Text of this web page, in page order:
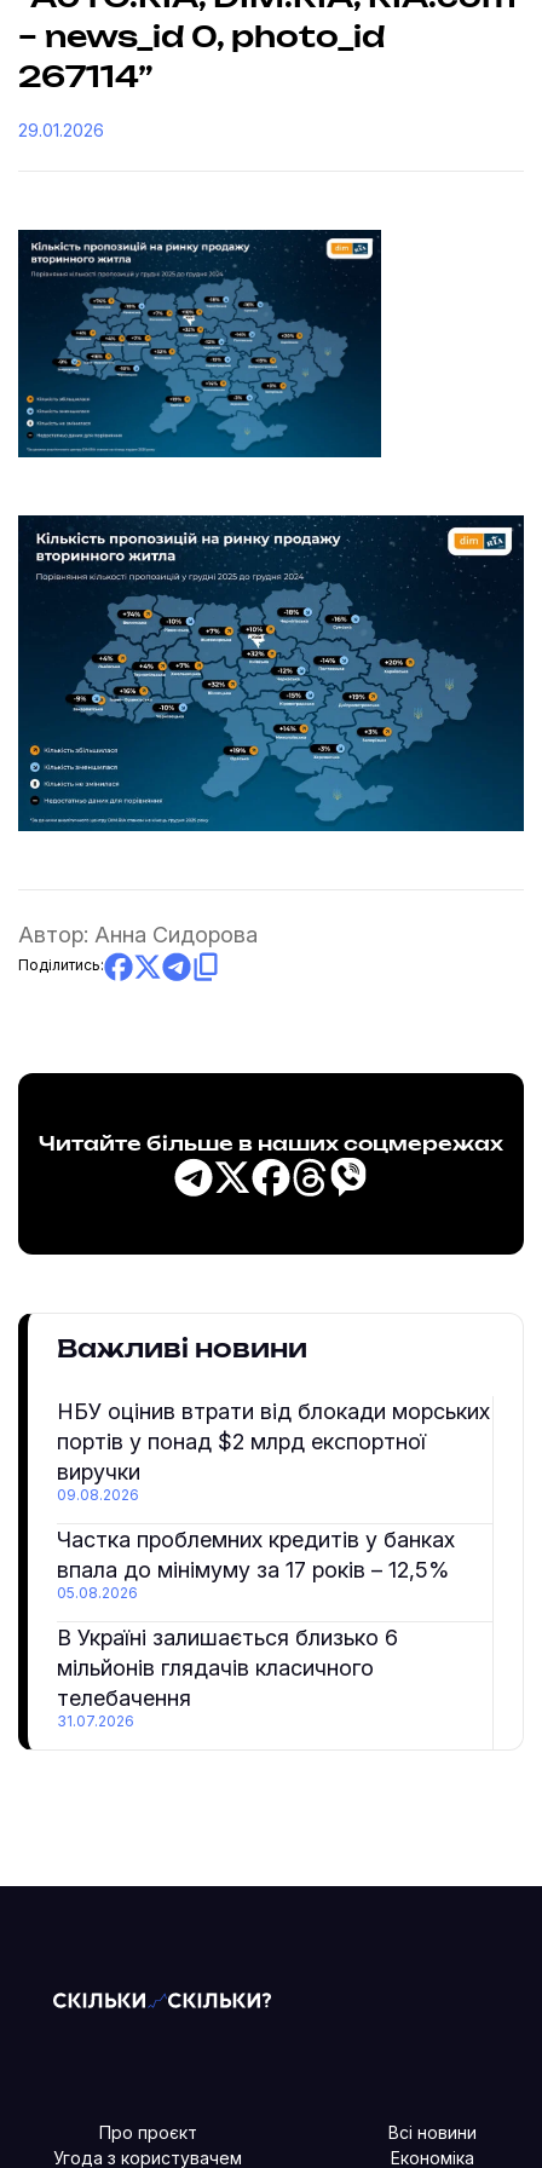
– news_id 0, photo_id
267114”
29.01.2026
Автор: Анна Сидорова
Поділитись:
Читайте більше в наших соцмережах
Важливі новини
НБУ оцінив втрати від блокади морських
портів у понад $2 млрд експортної
виручки
09.08.2026
Частка проблемних кредитів у банках
впала до мінімуму за 17 років – 12,5%
05.08.2026
В Україні залишається близько 6
мільйонів глядачів класичного
телебачення
31.07.2026
Про проєкт
Угода з користувачем
Всі новини
Економіка